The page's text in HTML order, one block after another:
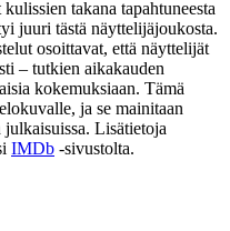
takana tapahtuneesta
juuri tästä näyttelijäjoukosta.
osoittavat, että näyttelijät
– tutkien aikakauden
kokemuksiaan. Tämä
ja se mainitaan
Lisätietoja
IMDb -sivustolta.